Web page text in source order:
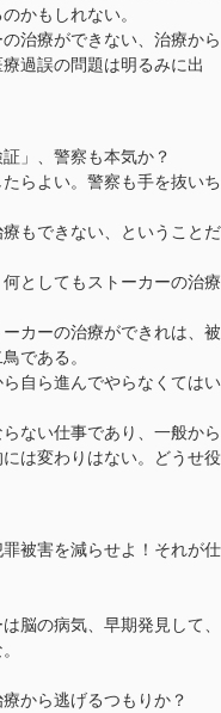
かもしれない。
治療ができない、治療から
過誤の問題は明るみに出
」、警察も本気か？
らよい。警察も手を抜いち
もできない、ということだ
としてもストーカーの治療
カーの治療ができれは、被
である。
自ら進んでやらなくてはい
ない仕事であり、一般から
は変わりはない。どうせ役
被害を減らせよ！それが仕
脳の病気、早期発見して、
から逃げるつもりか？